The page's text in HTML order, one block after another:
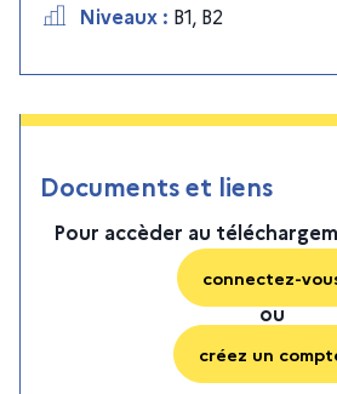
Niveaux : B1, B2
Documents et liens
Pour accèder au
connectez-
ou
créez un